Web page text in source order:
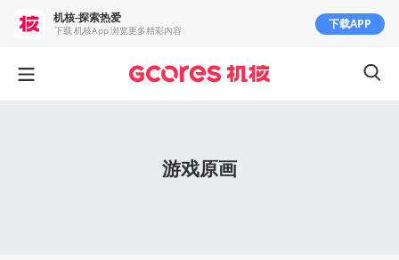
游戏原画
机核-探索热爱
下载 机核App 浏览更多精彩内容 下载APP